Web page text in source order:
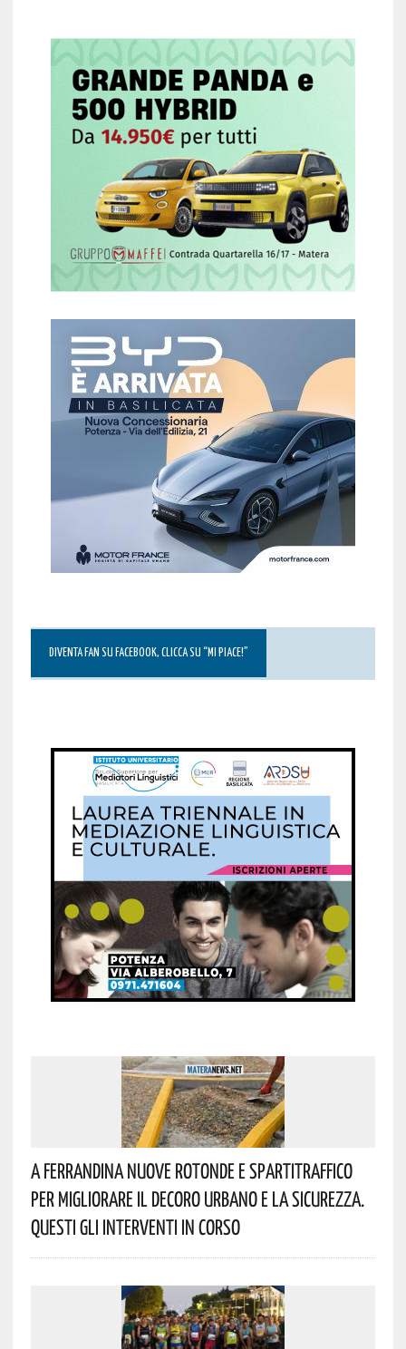
DIVENTA FAN SU FACEBOOK, CLICCA SU “MI PIACE!”
A Ferrandina Nuove Rotonde E Spartitraffico
Per Migliorare Il Decoro Urbano E La Sicurezza.
Questi Gli Interventi In Corso